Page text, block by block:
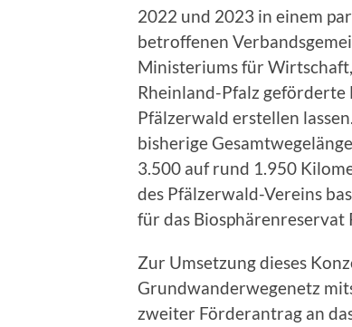
2022 und 2023 in einem
betroffenen
Ministeriums für
Rheinland-Pfalz geförderte
Pfälzerwald erstellen
bisherige
3.500 auf rund 1.950
des Pfälzerwald-Vereins
für das
Zur Umsetzung dieses
Grundwanderwegenetz
zweiter Förderantrag an